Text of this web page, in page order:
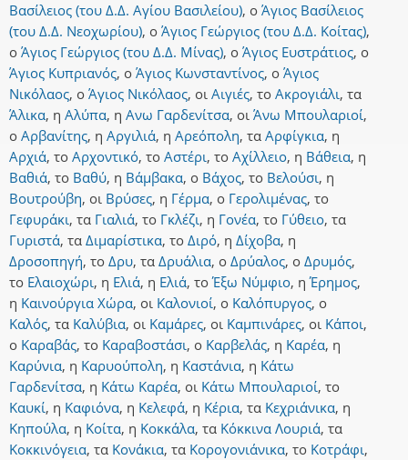
Βασίλειος (του Δ.Δ. Αγίου Βασιλείου), ο Άγιος Βασίλειος
(του Δ.Δ. Νεοχωρίου), ο Άγιος Γεώργιος (του Δ.Δ. Κοίτας),
ο Άγιος Γεώργιος (του Δ.Δ. Μίνας), ο Άγιος Ευστράτιος, ο
Άγιος Κυπριανός, ο Άγιος Κωνσταντίνος, ο Άγιος
Νικόλαος, ο Άγιος Νικόλαος, οι Αιγιές, το Ακρογιάλι, τα
Άλικα, η Αλύπα, η Ανω Γαρδενίτσα, οι Άνω Μπουλαριοί,
ο Αρβανίτης, η Αργιλιά, η Αρεόπολη, τα Αρφίγκια, η
Αρχιά, το Αρχοντικό, το Αστέρι, το Αχίλλειο, η Βάθεια, η
Βαθιά, το Βαθύ, η Βάμβακα, ο Βάχος, το Βελούσι, η
Βουτρούβη, οι Βρύσες, η Γέρμα, ο Γερολιμένας, το
Γεφυράκι, τα Γιαλιά, το Γκλέζι, η Γονέα, το Γύθειο, τα
Γυριστά, τα Διμαρίστικα, το Διρό, η Δίχοβα, η
Δροσοπηγή, το Δρυ, τα Δρυάλια, ο Δρύαλος, ο Δρυμός,
το Ελαιοχώρι, η Ελιά, η Ελιά, το Έξω Νύμφιο, η Έρημος,
η Καινούργια Χώρα, οι Καλονιοί, ο Καλόπυργος, ο
Καλός, τα Καλύβια, οι Καμάρες, οι Καμπινάρες, οι Κάποι,
ο Καραβάς, το Καραβοστάσι, ο Καρβελάς, η Καρέα, η
Καρύνια, η Καρυούπολη, η Καστάνια, η Κάτω
Γαρδενίτσα, η Κάτω Καρέα, οι Κάτω Μπουλαριοί, το
Καυκί, η Καφιόνα, η Κελεφά, η Κέρια, τα Κεχριάνικα, η
Κηπούλα, η Κοίτα, η Κοκκάλα, τα Κόκκινα Λουριά, τα
Κοκκινόγεια, τα Κονάκια, τα Κορογονιάνικα, το Κοτράφι,